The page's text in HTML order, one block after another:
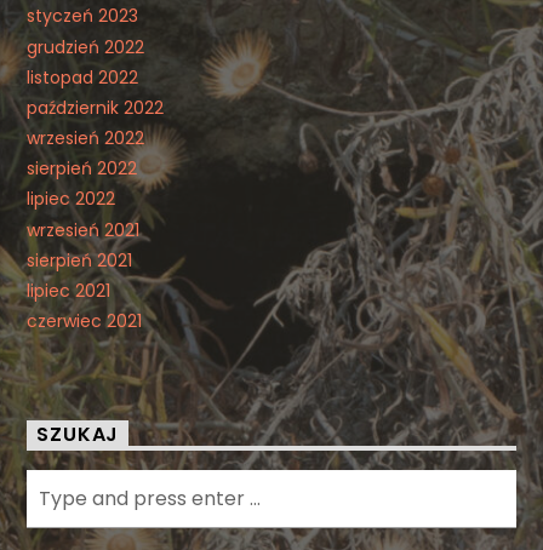
styczeń 2023
grudzień 2022
listopad 2022
październik 2022
wrzesień 2022
sierpień 2022
lipiec 2022
wrzesień 2021
sierpień 2021
lipiec 2021
czerwiec 2021
SZUKAJ